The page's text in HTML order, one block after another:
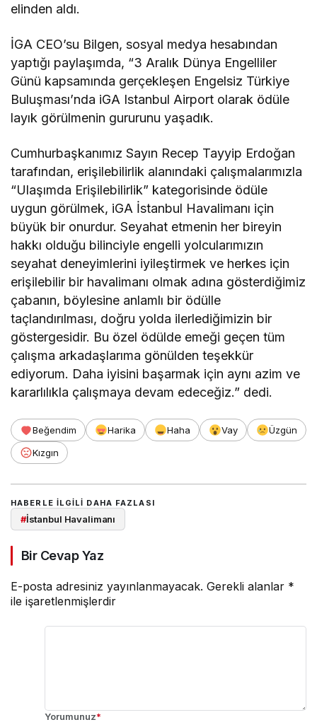
elinden aldı.
İGA CEO’su Bilgen, sosyal medya hesabından
yaptığı paylaşımda, “3 Aralık Dünya Engelliler
Günü kapsamında gerçekleşen Engelsiz Türkiye
Buluşması’nda iGA Istanbul Airport olarak ödüle
layık görülmenin gururunu yaşadık.
Cumhurbaşkanımız Sayın Recep Tayyip Erdoğan
tarafından, erişilebilirlik alanındaki çalışmalarımızla
“Ulaşımda Erişilebilirlik” kategorisinde ödüle
uygun görülmek, iGA İstanbul Havalimanı için
büyük bir onurdur. Seyahat etmenin her bireyin
hakkı olduğu bilinciyle engelli yolcularımızın
seyahat deneyimlerini iyileştirmek ve herkes için
erişilebilir bir havalimanı olmak adına gösterdiğimiz
çabanın, böylesine anlamlı bir ödülle
taçlandırılması, doğru yolda ilerlediğimizin bir
göstergesidir. Bu özel ödülde emeği geçen tüm
çalışma arkadaşlarıma gönülden teşekkür
ediyorum. Daha iyisini başarmak için aynı azim ve
kararlılıkla çalışmaya devam edeceğiz.” dedi.
Beğendim Harika Haha Vay
Üzgün
Kızgın
HABERLE ILGILI DAHA FAZLASI
#İstanbul Havalimanı
Bir Cevap Yaz
E-posta adresiniz yayınlanmayacak. Gerekli alanlar *
ile işaretlenmişlerdir
Yorumunuz*